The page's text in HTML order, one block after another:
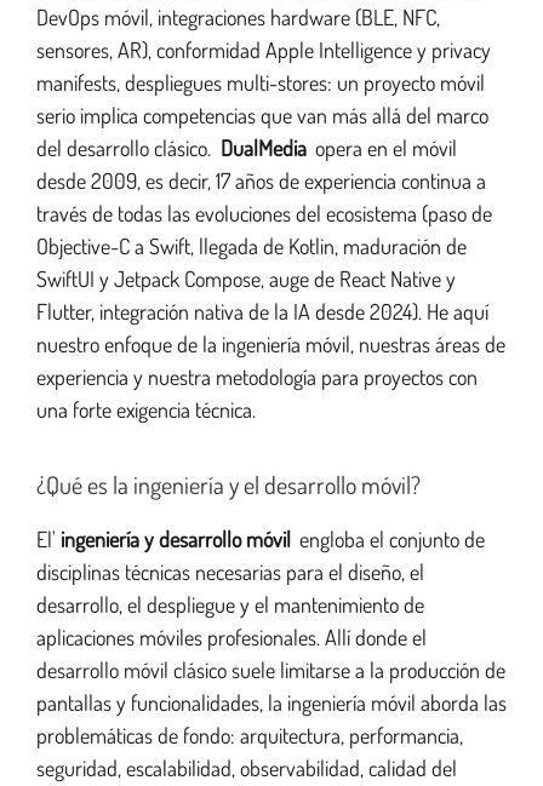
Creación de sitios web
Diseño Ux
DevOps móvil, integraciones hardware (BLE, NFC,
sensores, AR), conformidad Apple Intelligence y privacy
manifests, despliegues multi-stores: un proyecto móvil
serio implica competencias que van más allá del marco
del desarrollo clásico. DualMedia opera en el móvil
desde 2009, es decir, 17 años de experiencia continua a
través de todas las evoluciones del ecosistema (paso de
Objective-C a Swift, llegada de Kotlin, maduración de
SwiftUI y Jetpack Compose, auge de React Native y
Flutter, integración nativa de la IA desde 2024). He aquí
nuestro enfoque de la ingeniería móvil, nuestras áreas de
experiencia y nuestra metodología para proyectos con
una forte exigencia técnica.
¿Qué es la ingeniería y el desarrollo móvil?
El' ingeniería y desarrollo móvil engloba el conjunto de
disciplinas técnicas necesarias para el diseño, el
desarrollo, el despliegue y el mantenimiento de
aplicaciones móviles profesionales. Allí donde el
desarrollo móvil clásico suele limitarse a la producción de
pantallas y funcionalidades, la ingeniería móvil aborda las
problemáticas de fondo: arquitectura, performancia,
seguridad, escalabilidad, observabilidad, calidad del